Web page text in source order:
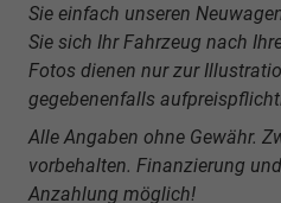
Sie einfach unseren
Sie sich Ihr Fahrzeug nach
Fotos dienen nur zur
gegebenenfalls
Alle Angaben ohne Gewähr.
vorbehalten. Finanzierung
Anzahlung möglich!